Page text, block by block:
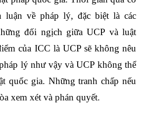
luận về pháp lý, đặc biệt là các
đối ngịch giữa UCP và luật
của ICC là UCP sẽ không nêu
lý như vậy và UCP không thể
quốc gia. Những tranh chấp nếu
xem xét và phán quyết.